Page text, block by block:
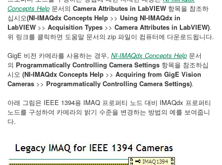
Concepts Help 문서의 Camera Attributes in LabVIEW 항목을 참조하
십시오(NI-IMAQdx Concepts Help >> Using NI-IMAQdx in
LabVIEW >> Acquisition Types >> Camera Attributes in LabVIEW).
위 링크를 클릭하면 도움말 문서의 zip 파일이 컴퓨터에 다운로드됩니다.
GigE 비전 카메라를 사용하는 경우, NI-IMAQdx Concepts Help 문서
의 Programmatically Controlling Camera Settings 항목을 참조하십
시오 (NI-IMAQdx Concepts Help >> Acquiring from GigE Vision
Cameras >> Programmatically Controlling Camera Settings).
아래 그림은 IEEE 1394용 IMAQ 프로퍼티 노드 대비 IMAQdx 프로퍼티
노드를 구성하여 카메라의 밝기 수준을 변경하는 방법의 예를 보여줍니
다.